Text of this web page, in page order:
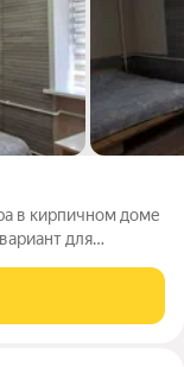
в кирпичном доме
совмещённый,